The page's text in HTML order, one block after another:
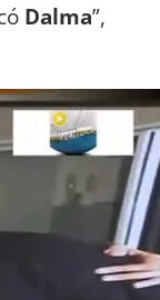
Dalma”,